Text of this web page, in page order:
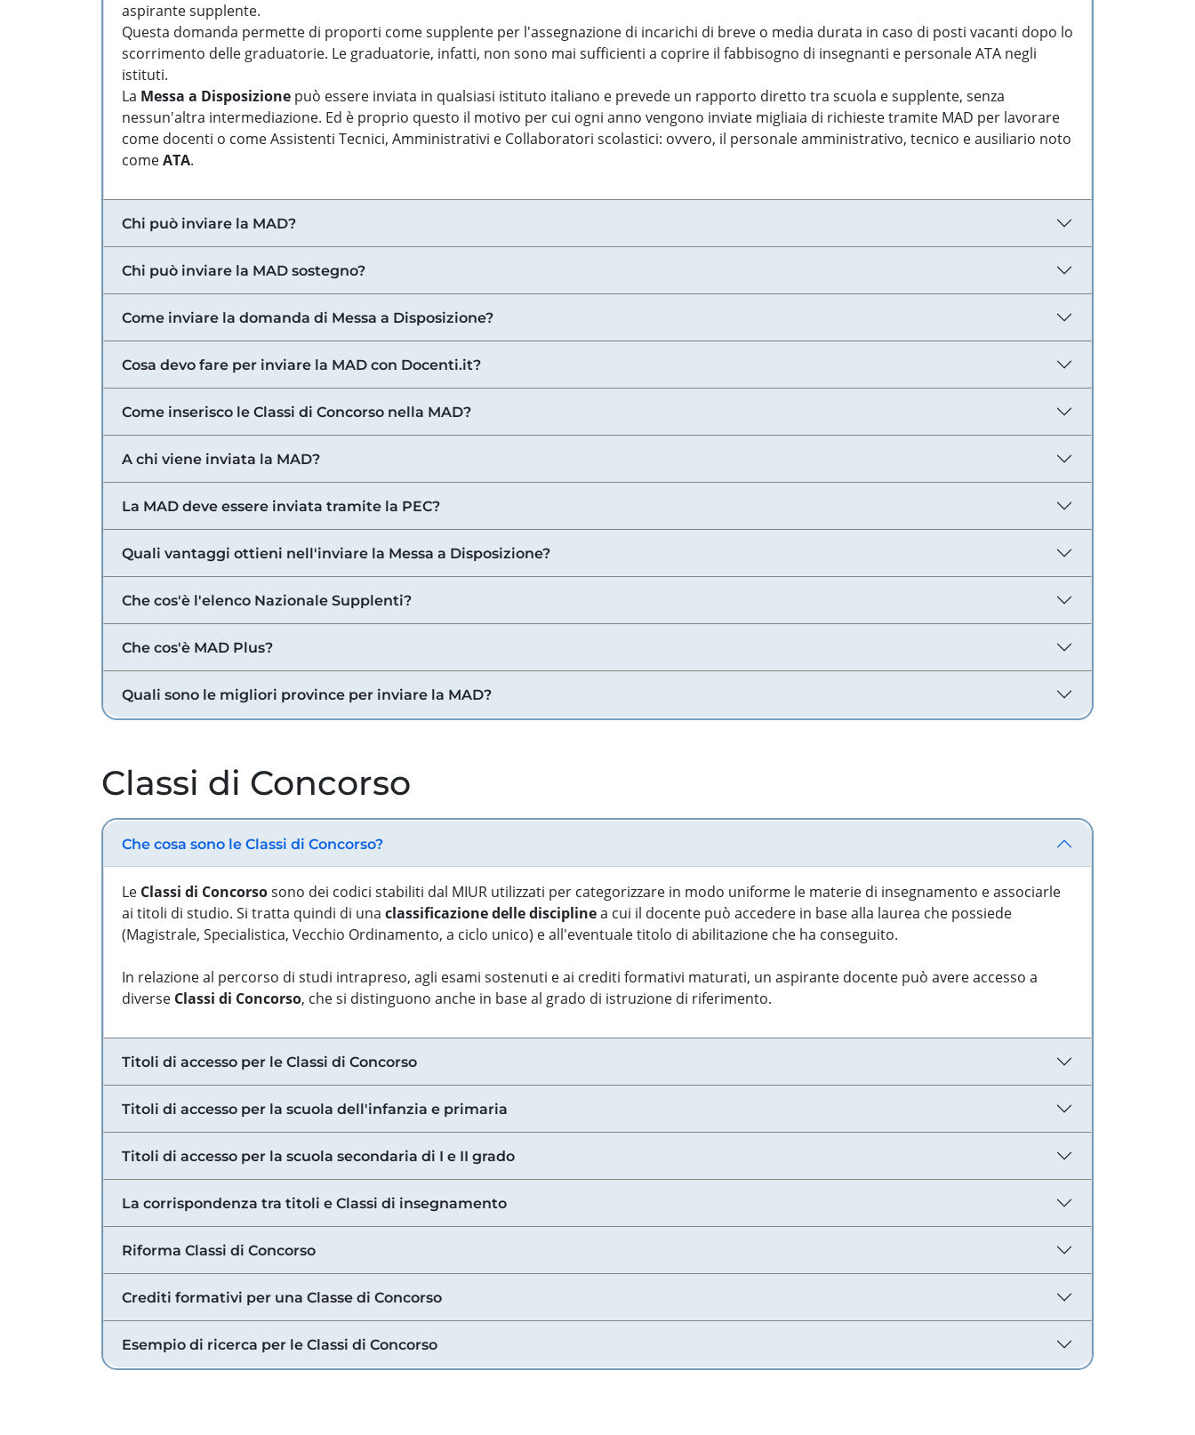
aspirante supplente.
Questa domanda permette di proporti come supplente per l'assegnazione di incarichi di breve o media durata in caso di posti vacanti dopo lo
scorrimento delle graduatorie. Le graduatorie, infatti, non sono mai sufficienti a coprire il fabbisogno di insegnanti e personale ATA negli
istituti.
La Messa a Disposizione può essere inviata in qualsiasi istituto italiano e prevede un rapporto diretto tra scuola e supplente, senza
nessun'altra intermediazione. Ed è proprio questo il motivo per cui ogni anno vengono inviate migliaia di richieste tramite MAD per lavorare
come docenti o come Assistenti Tecnici, Amministrativi e Collaboratori scolastici: ovvero, il personale amministrativo, tecnico e ausiliario noto
comeATA.
Chi può inviare la MAD?
Chi può inviare la MAD sostegno?
Come inviare la domanda di Messa a Disposizione?
Cosa devo fare per inviare la MAD con Docenti.it?
Come inserisco le Classi di Concorso nella MAD?
A chi viene inviata la MAD?
La MAD deve essere inviata tramite la PEC?
Quali vantaggi ottieni nell'inviare la Messa a Disposizione?
Che cos'è l'elenco Nazionale Supplenti?
Che cos'è MAD Plus?
Quali sono le migliori province per inviare la MAD?
Classi di Concorso
Che cosa sono le Classi di Concorso?
Le Classi di Concorsosono dei codici stabiliti dal MIUR utilizzati per categorizzare in modo uniforme le materie di insegnamento e associarle
ai titoli di studio. Si tratta quindi di una classificazione delle disciplinea cui il docente può accedere in base alla laurea che possiede
(Magistrale, Specialistica, Vecchio Ordinamento, a ciclo unico) e all'eventuale titolo di abilitazione che ha conseguito.
In relazione al percorso di studi intrapreso, agli esami sostenuti e ai crediti formativi maturati, un aspirante docente può avere accesso a
diverse Classi di Concorso, che si distinguono anche in base al grado di istruzione di riferimento.
Titoli di accesso per le Classi di Concorso
Titoli di accesso per la scuola dell'infanzia e primaria
Titoli di accesso per la scuola secondaria di I e II grado
La corrispondenza tra titoli e Classi di insegnamento
Riforma Classi di Concorso
Crediti formativi per una Classe di Concorso
Esempio di ricerca per le Classi di Concorso